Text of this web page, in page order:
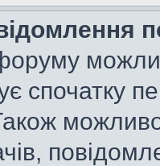
спочатку